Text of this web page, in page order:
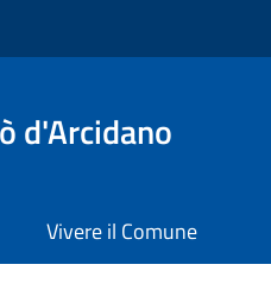
d'Arcidano
Vivere il Comune